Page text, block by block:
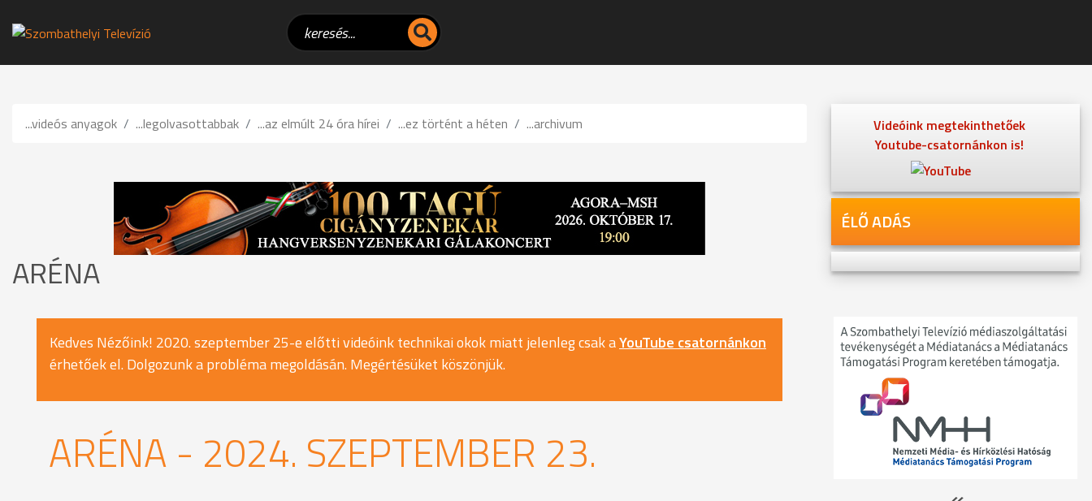
...videós anyagok ...legolvasottabbak ...az elmúlt 24 óra hírei ...ez történt a héten ...archivum
ARÉNA
Kedves Nézőink! 2020. szeptember 25-e előtti videóink technikai okok miatt jelenleg csak aYouTube csatornánkon
érhetőek el. Dolgozunk a probléma megoldásán. Megértésüket köszönjük.
ARÉNA - 2024. SZEPTEMBER 23.
Videóink megtekinthetőek
Youtube-csatornánkon is!
ÉLŐ ADÁS